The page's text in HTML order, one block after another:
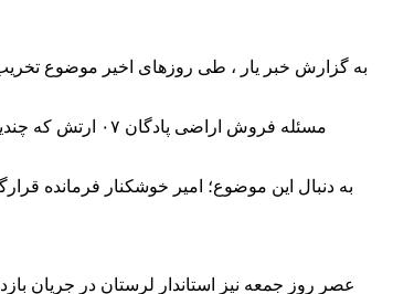
مسئله فروش
به دنبال این موضوع؛ امیر خوشکنار